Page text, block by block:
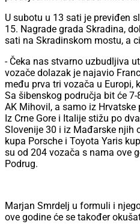
U subotu u 13 sati je previđen
15. Nagrade grada Skradina,
sati na Skradinskom mostu, a
- Čeka nas stvarno uzbudljiva
vozače dolazak je najavio
među prva tri vozača u Europi,
Sa šibenskog područja bit će
AK Mihovil, a samo iz
Iz Crne Gore i Italije stižu po
Slovenije 30 i iz Mađarske njih
kupa Porsche i Toyota Yaris
su od 204 vozača s nama ove
Podrug.
Marjan Smrdelj u formuli i
ove godine će se također